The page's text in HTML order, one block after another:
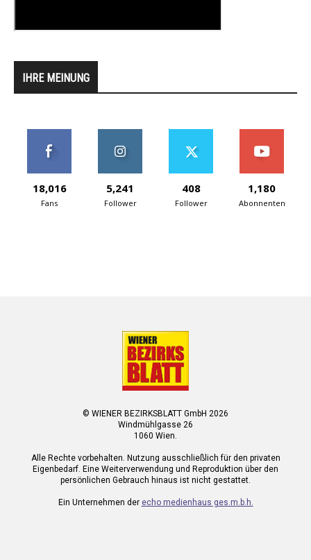
IHRE MEINUNG
18,016
Fans
5,241
Follower
408
Follower
1,180
Abonnenten
© WIENER BEZIRKSBLATT GmbH 2026
Windmühlgasse 26
1060 Wien.
Alle Rechte vorbehalten. Nutzung ausschließlich für den privaten
Eigenbedarf. Eine Weiterverwendung und Reproduktion über den
persönlichen Gebrauch hinaus ist nicht gestattet.
Ein Unternehmen der echo medienhaus ges.m.b.h.